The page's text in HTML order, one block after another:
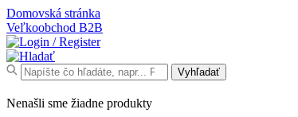
Domovská stránka
Veľkoobchod B2B
Search
for:
Vyhľadať
Nenašli sme žiadne produkty